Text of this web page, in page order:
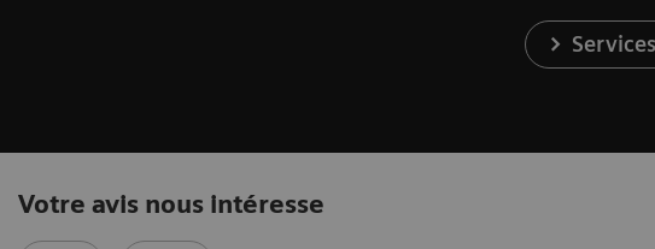
Votre avis nous intéresse